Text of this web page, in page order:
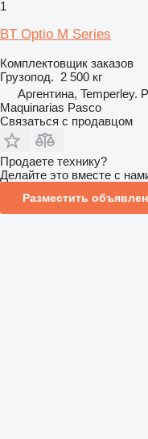
1
BT Optio M Series
Комплектовщик заказов
Грузопод. 2 500 кг
Аргентина, Temperley.
Maquinarias Pasco
Связаться с продавцом
Продаете технику?
Делайте это вместе с
Разместить